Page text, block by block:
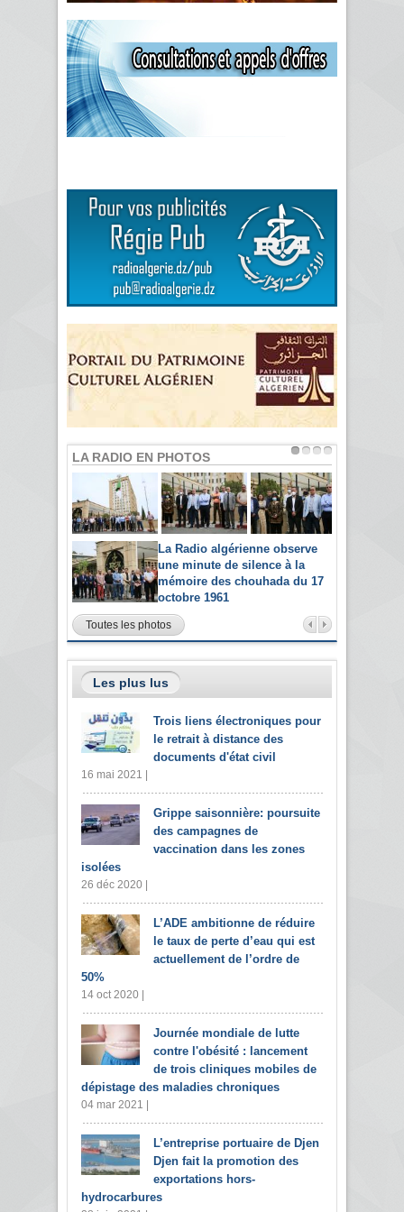
LA RADIO EN PHOTOS
La Radio algérienne observe
une minute de silence à la
mémoire des chouhada du 17
octobre 1961
Toutes les photos
Les plus lus
Trois liens électroniques pour
le retrait à distance des
documents d'état civil
16 mai 2021 |
Grippe saisonnière: poursuite
des campagnes de
vaccination dans les zones
isolées
26 déc 2020 |
L’ADE ambitionne de réduire
le taux de perte d’eau qui est
actuellement de l’ordre de
50%
14 oct 2020 |
Journée mondiale de lutte
contre l'obésité : lancement
de trois cliniques mobiles de
dépistage des maladies chroniques
04 mar 2021 |
L’entreprise portuaire de Djen
Djen fait la promotion des
exportations hors-
hydrocarbures